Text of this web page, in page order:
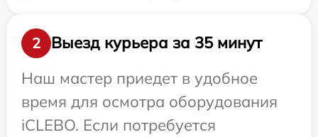
2
Выезд курьера за 35 минут
Наш мастер приедет в удобное
время для осмотра оборудования
iCLEBO. Если потребуется